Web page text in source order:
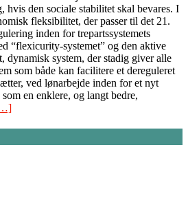
den sociale stabilitet skal bevares. I
fleksibilitet, der passer til det 21.
inden for trepartssystemets
“flexicurity-systemet” og den aktive
system, der stadig giver alle
som både kan facilitere et dereguleret
ved lønarbejde inden for et nyt
en enklere, og langt bedre,